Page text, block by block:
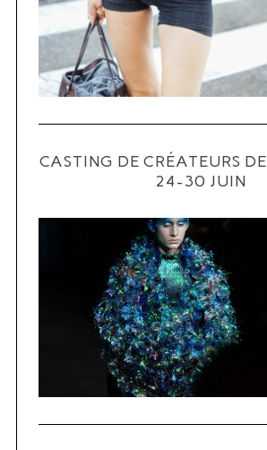
CASTING DE CRÉATEURS
24-30 JUIN